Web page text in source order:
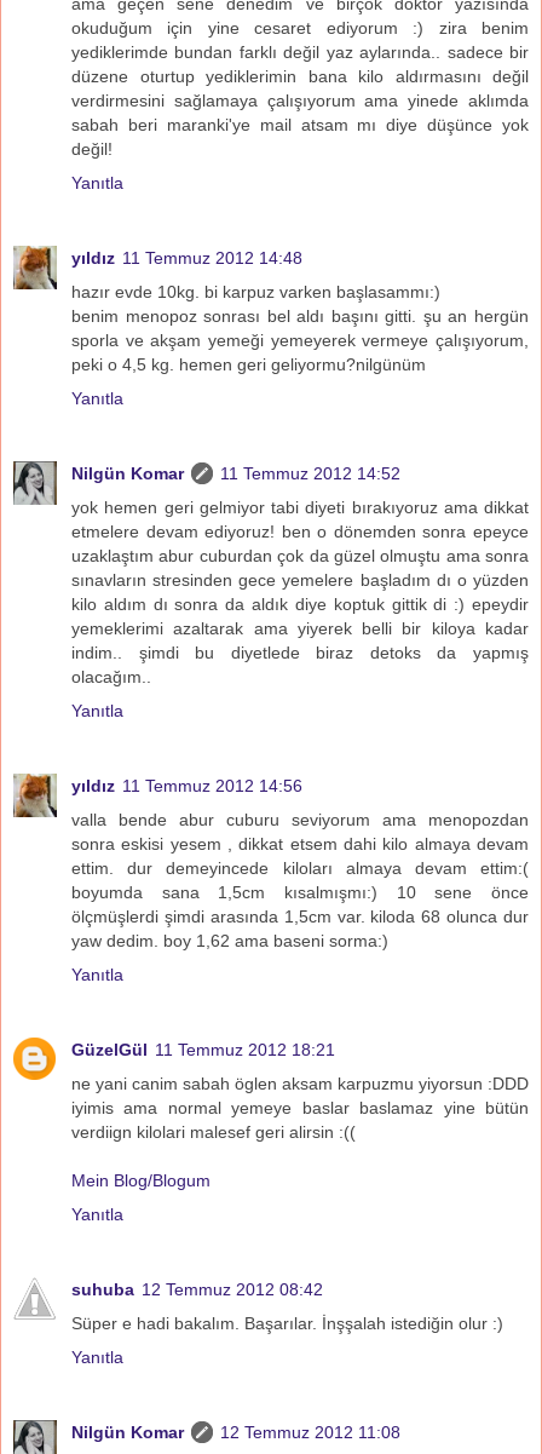
okuduğum için yine cesaret ediyorum :) zira benim
yediklerimde bundan farklı değil yaz aylarında.. sadece bir
düzene oturtup yediklerimin bana kilo aldırmasını değil
verdirmesini sağlamaya çalışıyorum ama yinede aklımda
sabah beri maranki'ye mail atsam mı diye düşünce yok
değil!
Yanıtla
yıldız 11 Temmuz 2012 14:48
hazır evde 10kg. bi karpuz varken başlasammı:)
benim menopoz sonrası bel aldı başını gitti. şu an hergün
sporla ve akşam yemeği yemeyerek vermeye çalışıyorum,
peki o 4,5 kg. hemen geri geliyormu?nilgünüm
Yanıtla
Nilgün Komar
11 Temmuz 2012 14:52
yok hemen geri gelmiyor tabi diyeti bırakıyoruz ama dikkat
etmelere devam ediyoruz! ben o dönemden sonra epeyce
uzaklaştım abur cuburdan çok da güzel olmuştu ama sonra
sınavların stresinden gece yemelere başladım dı o yüzden
kilo aldım dı sonra da aldık diye koptuk gittik di :) epeydir
yemeklerimi azaltarak ama yiyerek belli bir kiloya kadar
indim.. şimdi bu diyetlede biraz detoks da yapmış
olacağım..
Yanıtla
yıldız 11 Temmuz 2012 14:56
valla bende abur cuburu seviyorum ama menopozdan
sonra eskisi yesem , dikkat etsem dahi kilo almaya devam
ettim. dur demeyincede kiloları almaya devam ettim:(
boyumda sana 1,5cm kısalmışmı:) 10 sene önce
ölçmüşlerdi şimdi arasında 1,5cm var. kiloda 68 olunca dur
yaw dedim. boy 1,62 ama baseni sorma:)
Yanıtla
GüzelGül 11 Temmuz 2012 18:21
ne yani canim sabah öglen aksam karpuzmu yiyorsun :DDD
iyimis ama normal yemeye baslar baslamaz yine bütün
verdiign kilolari malesef geri alirsin :((
Mein Blog/Blogum
Yanıtla
suhuba 12 Temmuz 2012 08:42
Süper e hadi bakalım. Başarılar. İnşşalah istediğin olur :)
Yanıtla
Nilgün Komar
12 Temmuz 2012 11:08